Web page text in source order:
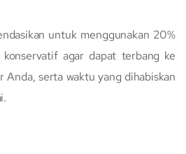
untuk menggunakan 20%
agar dapat terbang ke
serta waktu yang dihabiskan